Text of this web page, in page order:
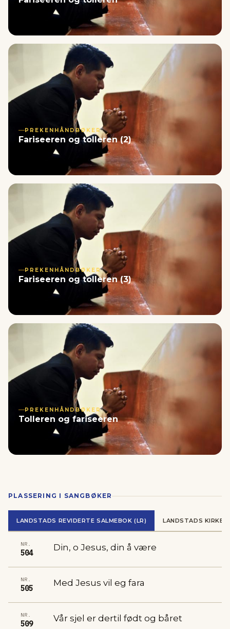
PREKENHÅNDBØKER
Fariseeren og tolleren (2)
PREKENHÅNDBØKER
Fariseeren og tolleren (3)
PREKENHÅNDBØKER
Tolleren og fariseeren
PLASSERING I SANGBØKER
LANDSTADS REVIDERTE SALMEBOK (LR) LANDSTADS
NR.
504
Din, o Jesus, din å være
NR.
505
Med Jesus vil eg fara
NR.
509
Vår sjel er dertil født og båret